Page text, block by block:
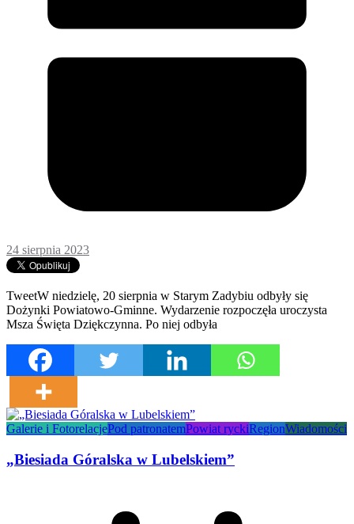
24 sierpnia 2023
TweetW niedzielę, 20 sierpnia w Starym Zadybiu odbyły się
Dożynki Powiatowo-Gminne. Wydarzenie rozpoczęła uroczysta
Msza Święta Dziękczynna. Po niej odbyła
Galerie i FotorelacjePod patronatemPowiat ryckiRegionWiadomości
„Biesiada Góralska w Lubelskiem”